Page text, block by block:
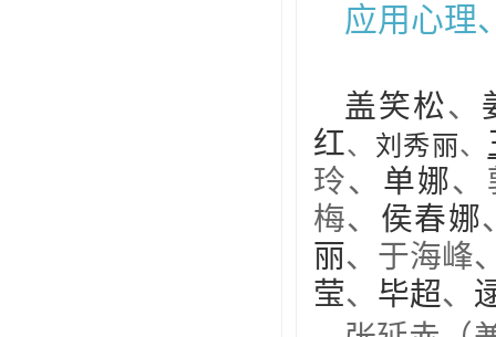
应用心理
盖笑松、
红、 刘秀丽、
玲、 单娜、
梅、 侯春娜
丽、 于海峰
莹、 毕超、